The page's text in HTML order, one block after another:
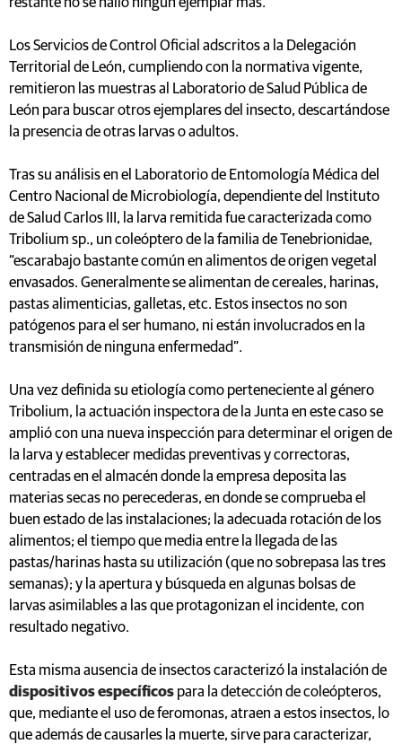
Los Servicios de Control Oficial adscritos a la Delegación
Territorial de León, cumpliendo con la normativa vigente,
remitieron las muestras al Laboratorio de Salud Pública de
León para buscar otros ejemplares del insecto, descartándose
la presencia de otras larvas o adultos.
Tras su análisis en el Laboratorio de Entomología Médica del
Centro Nacional de Microbiología, dependiente del Instituto
de Salud Carlos III, la larva remitida fue caracterizada como
Tribolium sp., un coleóptero de la familia de Tenebrionidae,
“escarabajo bastante común en alimentos de origen vegetal
envasados. Generalmente se alimentan de cereales, harinas,
pastas alimenticias, galletas, etc. Estos insectos no son
patógenos para el ser humano, ni están involucrados en la
transmisión de ninguna enfermedad”.
Una vez definida su etiología como perteneciente al género
Tribolium, la actuación inspectora de la Junta en este caso se
amplió con una nueva inspección para determinar el origen de
la larva y establecer medidas preventivas y correctoras,
centradas en el almacén donde la empresa deposita las
materias secas no perecederas, en donde se comprueba el
buen estado de las instalaciones; la adecuada rotación de los
alimentos; el tiempo que media entre la llegada de las
pastas/harinas hasta su utilización (que no sobrepasa las tres
semanas); y la apertura y búsqueda en algunas bolsas de
larvas asimilables a las que protagonizan el incidente, con
resultado negativo.
Esta misma ausencia de insectos caracterizó la instalación de
dispositivos específicos para la detección de coleópteros,
que, mediante el uso de feromonas, atraen a estos insectos, lo
que además de causarles la muerte, sirve para caracterizar,